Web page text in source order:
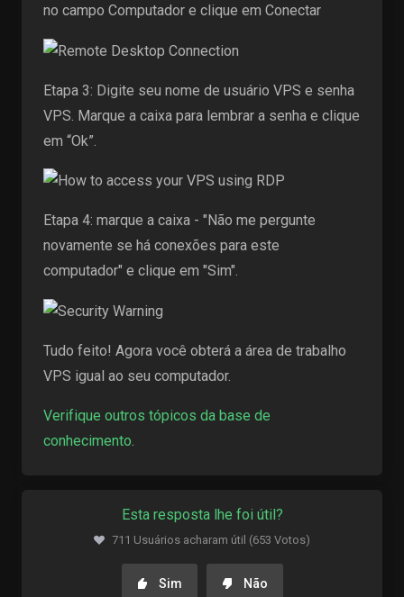
no campo Computador e clique em Conectar
Etapa 3: Digite seu nome de usuário VPS e senha
VPS. Marque a caixa para lembrar a senha e clique
em “Ok”.
Etapa 4: marque a caixa - "Não me pergunte
novamente se há conexões para este
computador" e clique em "Sim".
Tudo feito! Agora você obterá a área de trabalho
VPS igual ao seu computador.
Verifique outros tópicos da base de
conhecimento.
Esta resposta lhe foi útil?
711 Usuários acharam útil (653 Votos)
Sim Não